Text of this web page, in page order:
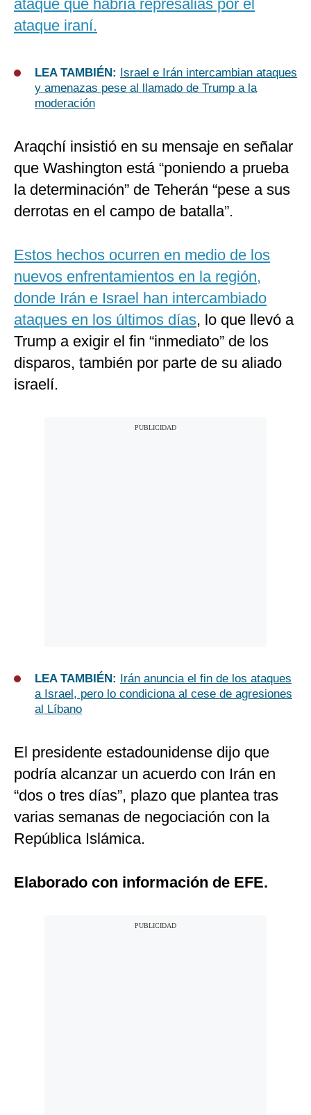
ataque que habría represalias por el
ataque iraní.
LEA TAMBIÉN:
Israel e Irán intercambian ataques
y amenazas pese al llamado de Trump a la
moderación
Araqchí insistió en su mensaje en señalar
que Washington está “poniendo a prueba
la determinación” de Teherán “pese a sus
derrotas en el campo de batalla”.
Estos hechos ocurren en medio de los
nuevos enfrentamientos en la región,
donde Irán e Israel han intercambiado
ataques en los últimos días, lo que llevó a
Trump a exigir el fin “inmediato” de los
disparos, también por parte de su aliado
israelí.
LEA TAMBIÉN:
Irán anuncia el fin de los ataques
a Israel, pero lo condiciona al cese de agresiones
al Líbano
El presidente estadounidense dijo que
podría alcanzar un acuerdo con Irán en
“dos o tres días”, plazo que plantea tras
varias semanas de negociación con la
República Islámica.
Elaborado con información de EFE.